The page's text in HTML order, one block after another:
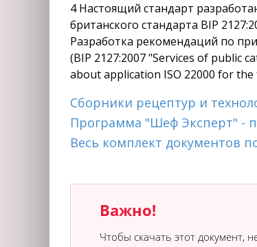
4 Настоящий стандарт
британского стандарта BIP
Разработка рекомендаций по
(BIP 2127:2007 "Services of public
about application ISO 22000 for
Сборники рецептур и
Программа "Шеф Эксперт" -
Весь комплект документов
Важно!
Чтобы скачать этот документ,